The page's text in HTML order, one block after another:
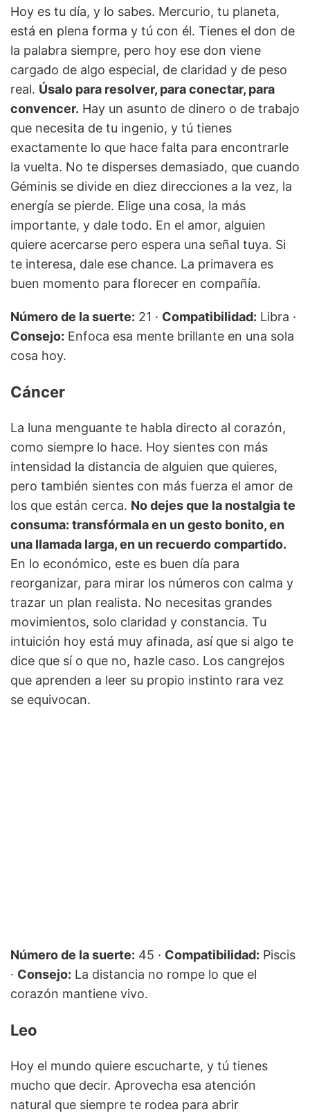
Hoy es tu día, y lo sabes. Mercurio, tu planeta,
está en plena forma y tú con él. Tienes el don de
la palabra siempre, pero hoy ese don viene
cargado de algo especial, de claridad y de peso
real. Úsalo para resolver, para conectar, para
convencer. Hay un asunto de dinero o de trabajo
que necesita de tu ingenio, y tú tienes
exactamente lo que hace falta para encontrarle
la vuelta. No te disperses demasiado, que cuando
Géminis se divide en diez direcciones a la vez, la
energía se pierde. Elige una cosa, la más
importante, y dale todo. En el amor, alguien
quiere acercarse pero espera una señal tuya. Si
te interesa, dale ese chance. La primavera es
buen momento para florecer en compañía.
Número de la suerte: 21 · Compatibilidad: Libra ·
Consejo: Enfoca esa mente brillante en una sola
cosa hoy.
Cáncer
La luna menguante te habla directo al corazón,
como siempre lo hace. Hoy sientes con más
intensidad la distancia de alguien que quieres,
pero también sientes con más fuerza el amor de
los que están cerca. No dejes que la nostalgia te
consuma: transfórmala en un gesto bonito, en
una llamada larga, en un recuerdo compartido.
En lo económico, este es buen día para
reorganizar, para mirar los números con calma y
trazar un plan realista. No necesitas grandes
movimientos, solo claridad y constancia. Tu
intuición hoy está muy afinada, así que si algo te
dice que sí o que no, hazle caso. Los cangrejos
que aprenden a leer su propio instinto rara vez
se equivocan.
Número de la suerte: 45 · Compatibilidad: Piscis
· Consejo: La distancia no rompe lo que el
corazón mantiene vivo.
Leo
Hoy el mundo quiere escucharte, y tú tienes
mucho que decir. Aprovecha esa atención
natural que siempre te rodea para abrir